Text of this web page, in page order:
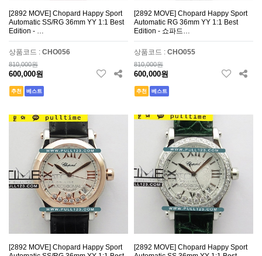
[2892 MOVE] Chopard Happy Sport
Automatic SS/RG 36mm YY 1:1 Best
Edition - …
상품코드 : CHO056
810,000원
600,000원
추천 베스트
[2892 MOVE] Chopard Happy Sport
Automatic RG 36mm YY 1:1 Best
Edition - 쇼파드…
상품코드 : CHO055
810,000원
600,000원
추천 베스트
[2892 MOVE] Chopard Happy Sport
[2892 MOVE] Chopard Happy Sport